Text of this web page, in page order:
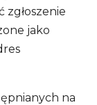
zgłoszenie
jako
na